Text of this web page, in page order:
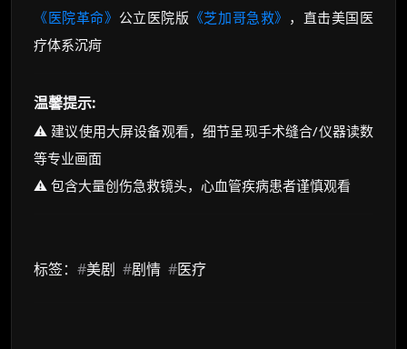
《医院革命》 公立医院版 《芝加哥急救》 ，直击美国医
疗体系沉疴
温馨提示:
⚠️ 建议使用大屏设备观看，细节呈现手术缝合/仪器读数
等专业画面
⚠️ 包含大量创伤急救镜头，心血管疾病患者谨慎观看
标签： #美剧 #剧情 #医疗